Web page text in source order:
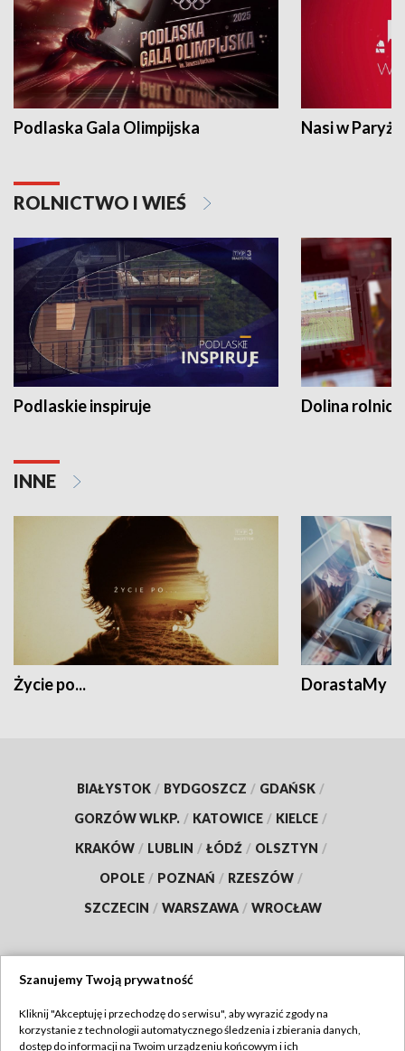
Podlaska Gala Olimpijska Nasi w Paryżu
ROLNICTWO I WIEŚ
Podlaskie inspiruje Dolina
INNE
Życie po... DorastaMy
BIAŁYSTOK / BYDGOSZCZ / GDAŃSK /
GORZÓW WLKP. / KATOWICE / KIELCE /
KRAKÓW / LUBLIN / ŁÓDŹ / OLSZTYN /
OPOLE / POZNAŃ / RZESZÓW /
SZCZECIN / WARSZAWA / WROCŁAW
TVP
Szanujemy Twoją prywatność
Kliknij "Akceptuję i przechodzę do serwisu", aby wyrazić zgody na
korzystanie z technologii automatycznego śledzenia i zbierania danych,
dostęp do informacji na Twoim urządzeniu końcowym i ich